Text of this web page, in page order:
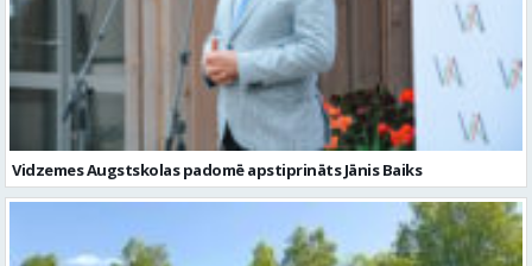
Vidzemes Augstskolas padomē apstiprināts Jānis Baiks